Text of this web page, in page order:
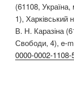
(61108,
1), Харківський
В. Н. Каразіна
Свободи, 4), e-
0000-0002-1108-